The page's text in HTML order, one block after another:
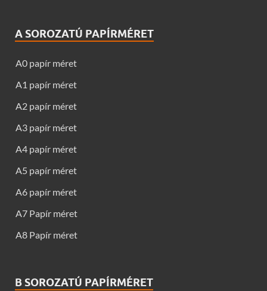
A SOROZATÚ PAPÍRMÉRET
A0 papír méret
A1 papír méret
A2 papír méret
A3 papír méret
A4 papír méret
A5 papír méret
A6 papír méret
A7 Papír méret
A8 Papír méret
B SOROZATÚ PAPÍRMÉRET